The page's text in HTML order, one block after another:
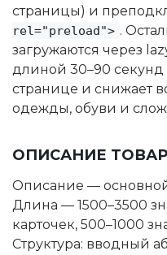
страницы) и
rel="preload"> .
загружаются через
длиной 30–90
странице и снижает
одежды, обуви и
ОПИСАНИЕ
Описание — основной
Длина — 1500–3500
карточек, 500–1000
Структура: вводный